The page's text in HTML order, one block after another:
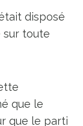
disposé
sur toute
que le
que le parti